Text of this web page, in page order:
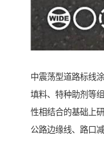
中震荡型道路标线
填料、特种助剂等
性相结合的基础上
公路边缘线、路口